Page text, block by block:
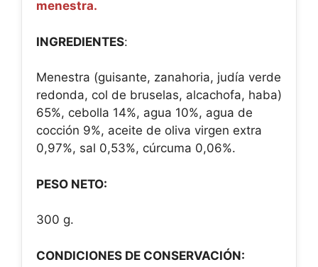
menestra.
INGREDIENTES:
Menestra (guisante, zanahoria, judía verde
redonda, col de bruselas, alcachofa, haba)
65%, cebolla 14%, agua 10%, agua de
cocción 9%, aceite de oliva virgen extra
0,97%, sal 0,53%, cúrcuma 0,06%.
PESO NETO:
300 g.
CONDICIONES DE CONSERVACIÓN: